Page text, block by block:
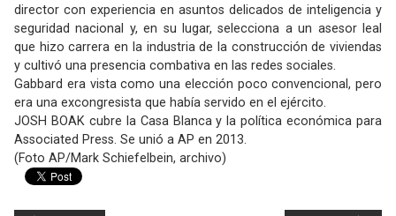
director con experiencia en asuntos delicados de inteligencia y
seguridad nacional y, en su lugar, selecciona a un asesor leal
que hizo carrera en la industria de la construcción de viviendas
y cultivó una presencia combativa en las redes sociales.
Gabbard era vista como una elección poco convencional, pero
era una excongresista que había servido en el ejército.
JOSH BOAK cubre la Casa Blanca y la política económica para
Associated Press. Se unió a AP en 2013.
(Foto AP/Mark Schiefelbein, archivo)